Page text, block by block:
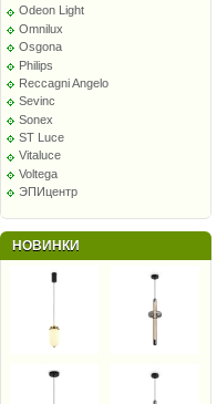
Odeon Light
Omnilux
Osgona
Philips
Reccagni Angelo
Sevinc
Sonex
ST Luce
Vitaluce
Voltega
ЭПИцентр
НОВИНКИ